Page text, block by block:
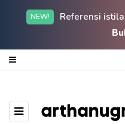
NEW!
Referensi